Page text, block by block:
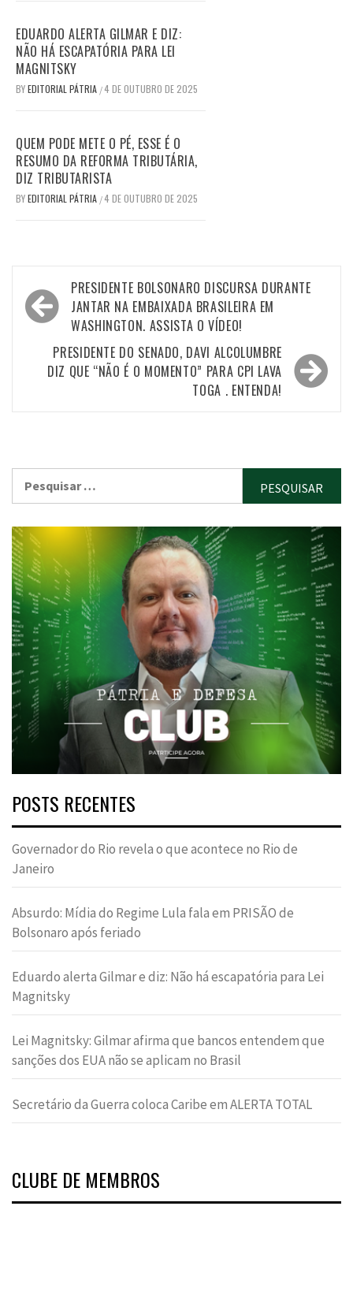
EDUARDO ALERTA GILMAR E DIZ:
NÃO HÁ ESCAPATÓRIA PARA LEI
MAGNITSKY
BYEDITORIAL PÁTRIA /4 DE OUTUBRO DE 2025
QUEM PODE METE O PÉ, ESSE É O
RESUMO DA REFORMA TRIBUTÁRIA,
DIZ TRIBUTARISTA
BYEDITORIAL PÁTRIA /4 DE OUTUBRO DE 2025
Navegação
de
Post
PRESIDENTE BOLSONARO DISCURSA DURANTE
JANTAR NA EMBAIXADA BRASILEIRA EM
WASHINGTON. ASSISTA O VÍDEO!
PRESIDENTE DO SENADO, DAVI ALCOLUMBRE
DIZ QUE “NÃO É O MOMENTO” PARA CPI LAVA
TOGA . ENTENDA!
POSTS RECENTES
Governador do Rio revela o que acontece no Rio de
Janeiro
Absurdo: Mídia do Regime Lula fala em PRISÃO de
Bolsonaro após feriado
Eduardo alerta Gilmar e diz: Não há escapatória para Lei
Magnitsky
Lei Magnitsky: Gilmar afirma que bancos entendem que
sanções dos EUA não se aplicam no Brasil
Secretário da Guerra coloca Caribe em ALERTA TOTAL
CLUBE DE MEMBROS